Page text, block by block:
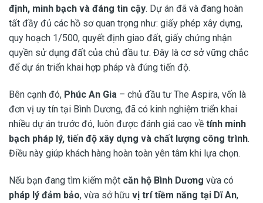
định, minh bạch và đáng tin cậy. Dự án đã và đang hoàn
tất đầy đủ các hồ sơ quan trọng như: giấy phép xây dựng,
quy hoạch 1/500, quyết định giao đất, giấy chứng nhận
quyền sử dụng đất của chủ đầu tư. Đây là cơ sở vững chắc
để dự án triển khai hợp pháp và đúng tiến độ.
Bên cạnh đó, Phúc An Gia – chủ đầu tư The Aspira, vốn là
đơn vị uy tín tại Bình Dương, đã có kinh nghiệm triển khai
nhiều dự án trước đó, luôn được đánh giá cao về tính minh
bạch pháp lý, tiến độ xây dựng và chất lượng công trình.
Điều này giúp khách hàng hoàn toàn yên tâm khi lựa chọn.
Nếu bạn đang tìm kiếm một căn hộ Bình Dương vừa có
pháp lý đảm bảo, vừa sở hữu vị trí tiềm năng tại Dĩ An,